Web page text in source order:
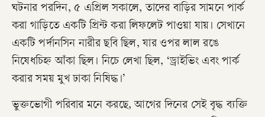
ঘটনার পরদিন, ৫ এপ্রিল সকালে, তাদের বাড়ির সামনে পার্ক
করা গাড়িতে একটি প্রিন্ট করা লিফলেট পাওয়া যায়। সেখানে
একটি পর্দানসিন নারীর ছবি ছিল, যার ওপর লাল রঙে
নিষেধচিহ্ন আঁকা ছিল। নিচে লেখা ছিল, ‘ড্রাইভিং এবং পার্ক
করার সময় মুখ ঢাকা নিষিদ্ধ।’
ভুক্তভোগী পরিবার মনে করছে, আগের দিনের সেই বৃদ্ধ ব্যক্তি